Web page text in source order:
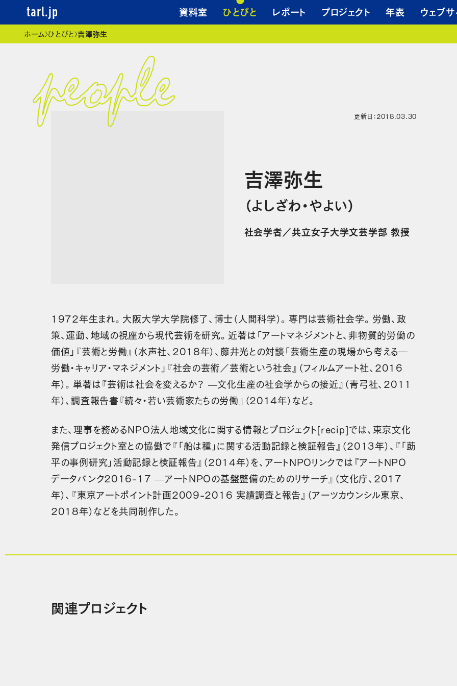
tarl.jp 資料室 ひとびと レポート プロジェクト 年表 ウェブ
現在位置ホーム ひとびと 吉澤弥生
吉澤弥生
（よしざわ・やよい）
社会学者／共立女子大学文芸学部 教授
更新日：2018.03.30
1972年生まれ。大阪大学大学院修了、博士（人間科学）。専門は芸術社会学。労働、政
策、運動、地域の視座から現代芸術を研究。近著は「アートマネジメントと、非物質的労働の
価値」『芸術と労働』（水声社、2018年）、藤井光との対談「芸術生産の現場から考える―
労働・キャリア・マネジメント」『社会の芸術／芸術という社会』（フィルムアート社、2016
年）。単著は『芸術は社会を変えるか？ —文化生産の社会学からの接近』（青弓社、2011
年）、調査報告書『続々・若い芸術家たちの労働』（2014年）など。
また、理事を務めるNPO法人地域文化に関する情報とプロジェクト[recip]では、東京文化
発信プロジェクト室との協働で『「船は種」に関する活動記録と検証報告』（2013年）、『「莇
平の事例研究」活動記録と検証報告』（2014年）を、アートNPOリンクでは『アートNPO
データバンク2016-17 —アートNPOの基盤整備のためのリサーチ』（文化庁、2017
年）、『東京アートポイント計画2009-2016 実績調査と報告』（アーツカウンシル東京、
2018年）などを共同制作した。
関連プロジェクト